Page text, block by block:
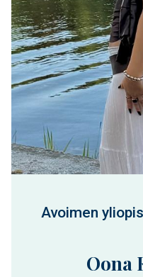
Avoimen
Oona